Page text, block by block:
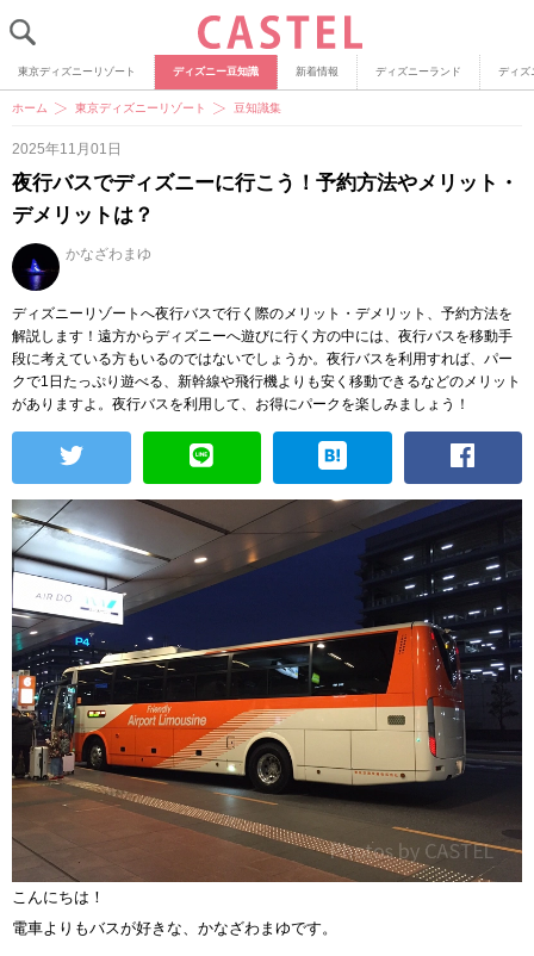
東京ディズニーリゾート ディズニー豆知識 新着情報 ディズニーランド ディズ
ホーム 東京ディズニーリゾート 豆知識集
2025年11月01日
夜行バスでディズニーに行こう！予約方法やメリット・
デメリットは？
かなざわまゆ
ディズニーリゾートへ夜行バスで行く際のメリット・デメリット、予約方法を
解説します！遠方からディズニーへ遊びに行く方の中には、夜行バスを移動手
段に考えている方もいるのではないでしょうか。夜行バスを利用すれば、パー
クで1日たっぷり遊べる、新幹線や飛行機よりも安く移動できるなどのメリット
がありますよ。夜行バスを利用して、お得にパークを楽しみましょう！
こんにちは！
電車よりもバスが好きな、かなざわまゆです。